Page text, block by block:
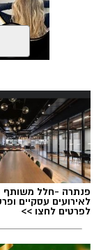
להגיד את
פנתרה -חלל משותף
לאירועים עסקיים
לפרטים לחצו >>